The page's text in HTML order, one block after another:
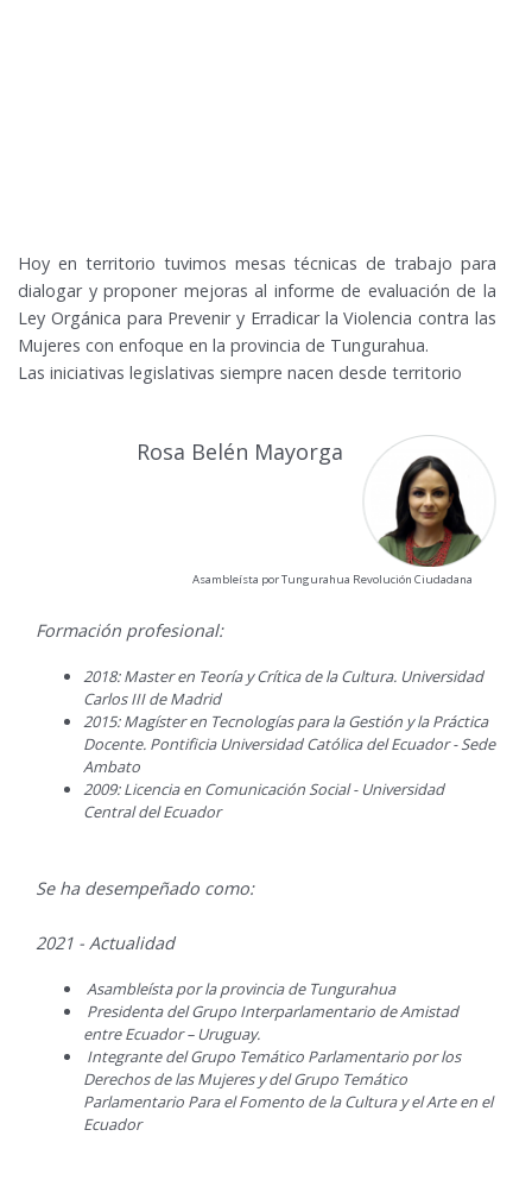
Hoy en territorio tuvimos mesas técnicas de trabajo para
dialogar y proponer mejoras al informe de evaluación de la
Ley Orgánica para Prevenir y Erradicar la Violencia contra las
Mujeres con enfoque en la provincia de Tungurahua.
Las iniciativas legislativas siempre nacen desde territorio
Rosa Belén Mayorga
Asambleísta por Tungurahua Revolución Ciudadana
Formación profesional:
2018: Master en Teoría y Crítica de la Cultura. Universidad
Carlos III de Madrid
2015: Magíster en Tecnologías para la Gestión y la Práctica
Docente. Pontificia Universidad Católica del Ecuador - Sede
Ambato
2009: Licencia en Comunicación Social - Universidad
Central del Ecuador
Se ha desempeñado como:
2021 - Actualidad
Asambleísta por la provincia de Tungurahua
Presidenta del Grupo Interparlamentario de Amistad
entre Ecuador – Uruguay.
Integrante del Grupo Temático Parlamentario por los
Derechos de las Mujeres y del Grupo Temático
Parlamentario Para el Fomento de la Cultura y el Arte en el
Ecuador